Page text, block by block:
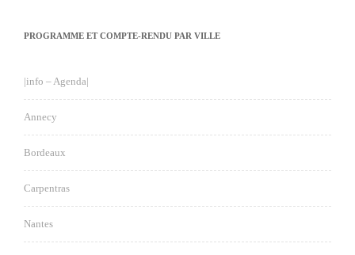
PROGRAMME ET COMPTE-RENDU PAR VILLE
|info – Agenda|
Annecy
Bordeaux
Carpentras
Nantes